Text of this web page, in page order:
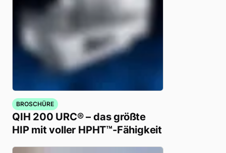
BROSCHÜRE
QIH 200 URC® – das größte
HIP mit voller HPHT™-Fähigkeit